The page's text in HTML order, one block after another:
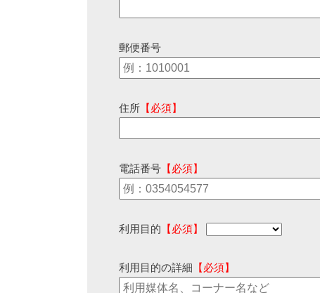
郵便番号
住所 【必須】
電話番号 【必須】
利用目的 【必須】
利用目的の詳細 【必須】